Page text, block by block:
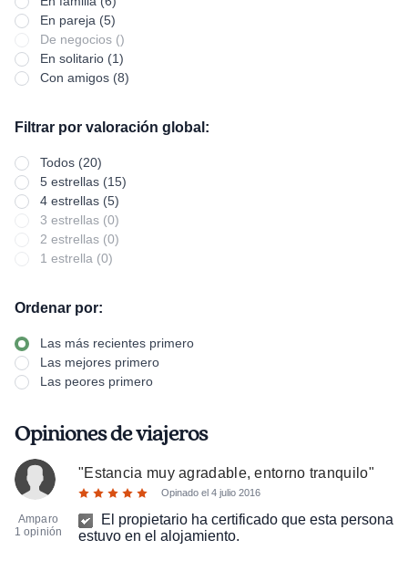
En pareja (5)
De negocios ()
En solitario (1)
Con amigos (8)
Filtrar por valoración global:
Todos (20)
5 estrellas (15)
4 estrellas (5)
3 estrellas (0)
2 estrellas (0)
1 estrella (0)
Ordenar por:
Las más recientes primero
Las mejores primero
Las peores primero
Opiniones de viajeros
Amparo
1 opinión
"Estancia muy agradable, entorno tranquilo"
Opinado el 4 julio 2016
El propietario ha certificado que esta persona
estuvo en el alojamiento.